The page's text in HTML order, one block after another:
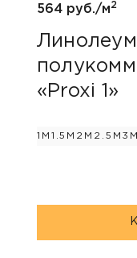
564 руб./м2
Линолеум
«Proxi 1»
1М 1.5М 2М 2.5М 3М